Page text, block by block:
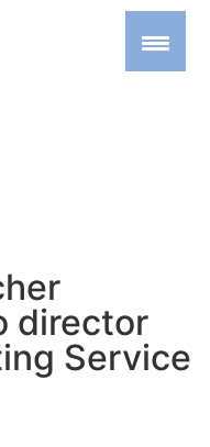
director
Service